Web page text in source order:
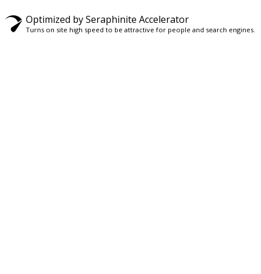
Optimized by Seraphinite Accelerator
Turns on site high speed to be attractive for people and search engines.